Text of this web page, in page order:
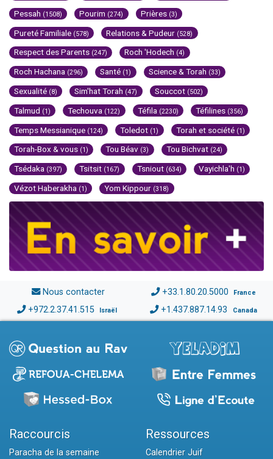
Pessah (1508) Pourim (274) Prières (3)
Pureté Familiale (578) Relations & Pudeur (528)
Respect des Parents (247) Roch 'Hodech (4)
Roch Hachana (296) Santé (1) Science & Torah (33)
Sexualité (8) Sim'hat Torah (47) Souccot (502)
Talmud (1) Techouva (122) Téfila (2230) Téfilines (356)
Temps Messianique (124) Toledot (1) Torah et société (1)
Torah-Box & vous (1) Tou Béav (3) Tou Bichvat (24)
Tsédaka (397) Tsitsit (167) Tsniout (634) Vayichla'h (1)
Vézot Haberakha (1) Yom Kippour (318)
Nous contacter +33.1.80.20.5000 France
+972.2.37.41.515 Israël +1.437.887.14.93 Canada
Raccourcis
Paracha de la semaine
Ressources
Calendrier Juif